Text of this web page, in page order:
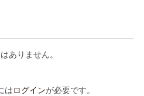
ありません。
はログインが必要です。